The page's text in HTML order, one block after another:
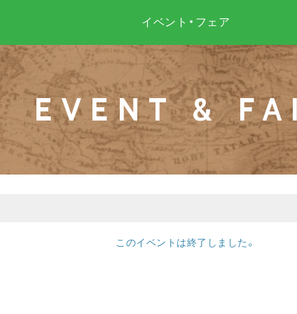
イベント・フェア
EVENT &
このイベントは終了しました。